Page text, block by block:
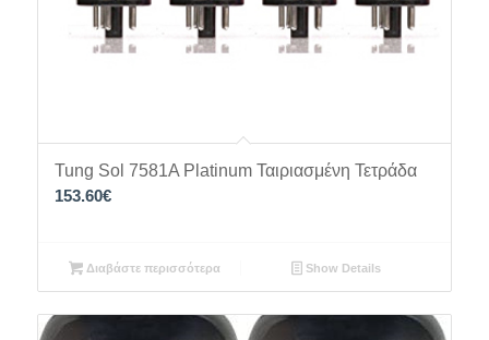
Tung Sol 7581A Platinum Ταιριασμένη Τετράδα
153.60€
Διαβάστε περισσότερα Show Details